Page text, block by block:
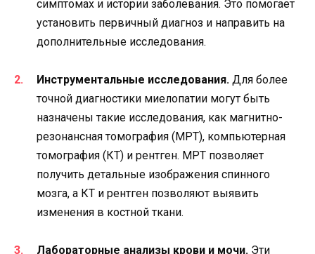
симптомах и истории заболевания. Это помогает
установить первичный диагноз и направить на
дополнительные исследования.
Инструментальные исследования. Для более
точной диагностики миелопатии могут быть
назначены такие исследования, как магнитно-
резонансная томография (МРТ), компьютерная
томография (КТ) и рентген. МРТ позволяет
получить детальные изображения спинного
мозга, а КТ и рентген позволяют выявить
изменения в костной ткани.
Лабораторные анализы крови и мочи. Эти